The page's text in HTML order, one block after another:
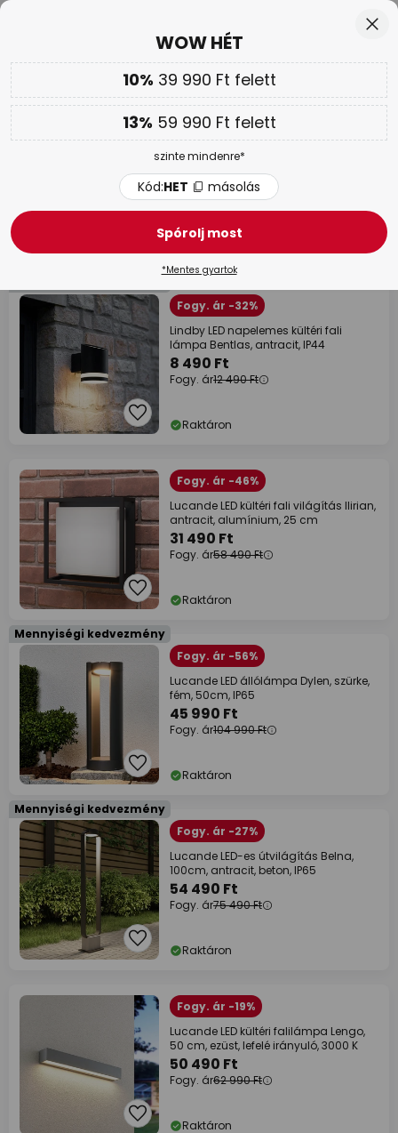
Csak
02N 21Ó 11P 48M
Továbbáakár 13 % kedvezmény!
Kód:HET másolás
WOW HÉT |Akár 70 %
KÜLTÉRI BESTSELLEREK
294 tételek Szűrő
Fogy. ár -32%
Lindby LED napelemes kültéri fali
lámpa Bentlas, antracit, IP44
8 490 Ft
Fogy. ár12 490 Ft
Raktáron
Fogy. ár -46%
Lucande LED kültéri fali világítás Ilirian,
antracit, alumínium, 25 cm
31 490 Ft
Fogy. ár58 490 Ft
Raktáron
Mennyiségi kedvezmény
Fogy. ár -56%
Lucande LED állólámpa Dylen, szürke,
fém, 50cm, IP65
45 990 Ft
Fogy. ár104 990 Ft
Raktáron
Mennyiségi kedvezmény
Fogy. ár -27%
Lucande LED-es útvilágítás Belna,
100cm, antracit, beton, IP65
54 490 Ft
Fogy. ár75 490 Ft
Raktáron
Fogy. ár -19%
Lucande LED kültéri falilámpa Lengo,
50 cm, ezüst, lefelé irányuló, 3000 K
50 490 Ft
Fogy. ár62 990 Ft
Raktáron
WOW HÉT
10% 39 990 Ft felett
13% 59 990 Ft felett
szinte mindenre*
Kód:HET másolás
Spórolj most
*Mentes gyartok